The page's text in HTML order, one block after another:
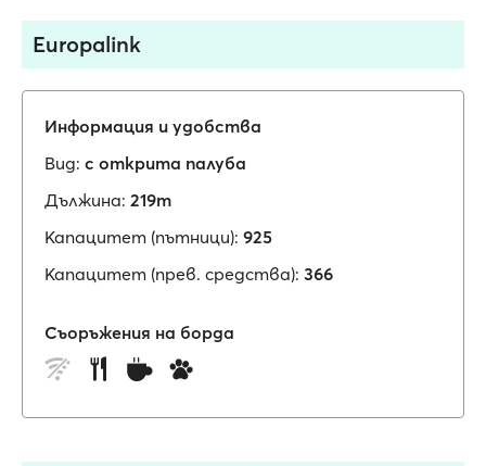
Europalink
Информация и удобства
Вид: с открита палуба
Дължина: 219m
Капацитет (пътници): 925
Капацитет (прев. средства): 366
Съоръжения на борда